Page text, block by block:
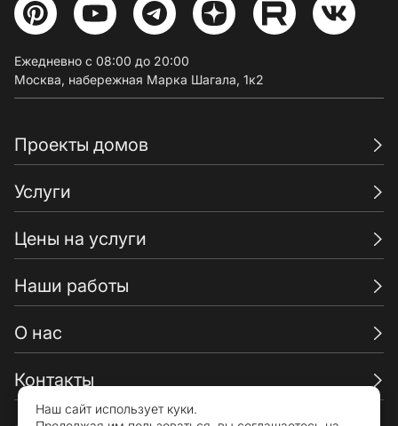
Проекты домов
Услуги
Цены на услуги
Наши работы
О нас
Контакты
Ежедневно с 08:00 до 20:00
Москва, набережная Марка Шагала, 1к2
Наш сайт использует куки.